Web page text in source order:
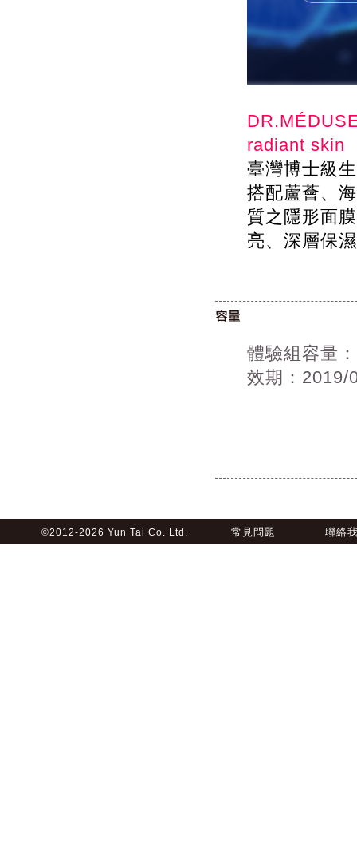
radiant skin
臺灣博士級
搭配蘆薈、
質之隱形面
亮、深層保
體驗組容量
效期：2019/
©2012-2026 Yun Tai Co. Ltd. 常見問題 聯絡